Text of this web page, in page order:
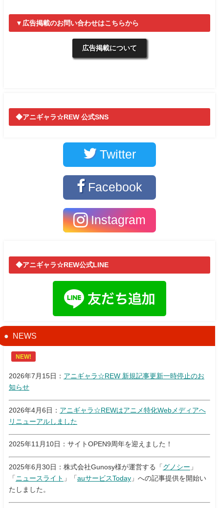
▼広告掲載のお問い合わせはこちらから
広告掲載について
◆アニギャラ☆REW 公式SNS
Twitter
Facebook
Instagram
◆アニギャラ☆REW公式LINE
NEWS
NEW!
2026年7月15日： アニギャラ☆REW 新規記事更新一時停止のお
知らせ
2026年4月6日： アニギャラ☆REWはアニメ特化Webメディアへ
リニューアルしました
2025年11月10日：サイトOPEN9周年を迎えました！
2025年6月30日：株式会社Gunosy様が運営する「 グノシー 」
「 ニュースライト 」「auサービスToday 」への記事提供を開始い
たしました。